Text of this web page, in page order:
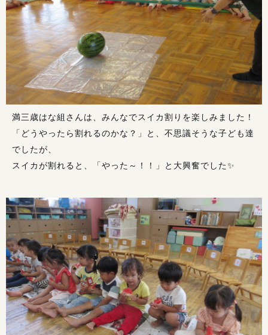
満三歳はな組さんは、みんなでスイカ割りを楽しみました！
「どうやったら割れるのかな？」と、不思議そうな子ども達
でしたが、
スイカが割れると、「やった～！！」と大興奮でした✨